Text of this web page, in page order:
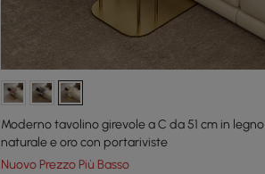
Moderno tavolino girevole a C da 51 cm in legno
naturale e oro con portariviste
Nuovo Prezzo Più Basso